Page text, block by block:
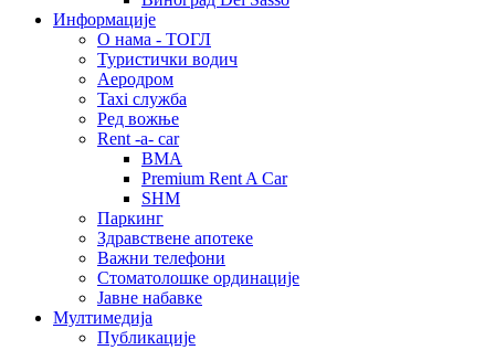
Информације
О нама - ТОГЛ
Туристички водич
Аеродром
Taxi служба
Ред вожње
Rent -a- car
BMA
Premium Rent A Car
SHM
Паркинг
Здравствене апотеке
Важни телефони
Стоматолошке ординације
Јавне набавке
Мултимедија
Публикације